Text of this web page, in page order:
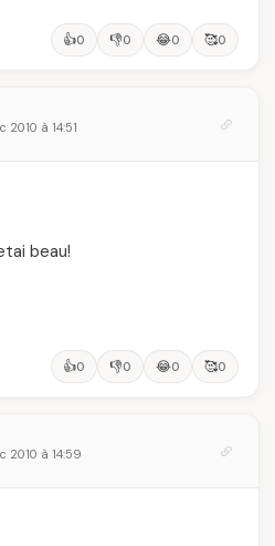
👍0 👎0 😂0 🥰0
2010 à 14:51
beau!
👍0 👎0 😂0 🥰0
2010 à 14:59